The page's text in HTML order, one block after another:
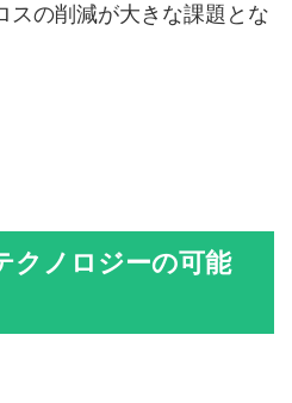
スの削減が大きな課題とな
クノロジーの可能